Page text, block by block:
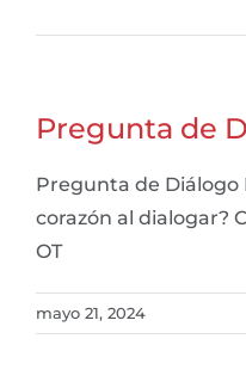
Pregunta de
Pregunta de Diálogo
corazón al dialogar?
OT
mayo 21, 2024